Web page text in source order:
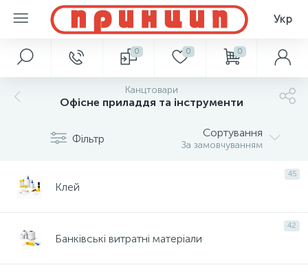
Укр
0 0 0
Канцтовари
Офісне приладдя та інструменти
Фільтр Сортування
За замовчуванням
45
Клей
42
Банківські витратні матеріали